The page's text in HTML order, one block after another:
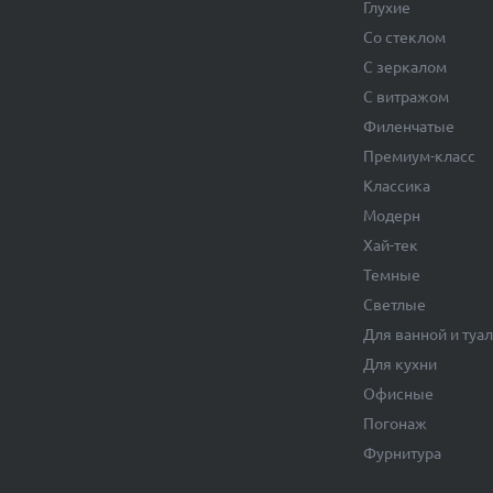
Глухие
Со стеклом
С зеркалом
С витражом
Филенчатые
Премиум-класс
Классика
Модерн
Хай-тек
Темные
Светлые
Для ванной и
Для кухни
Офисные
Погонаж
Фурнитура